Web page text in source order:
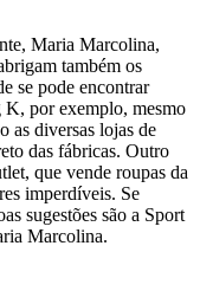
Maria Marcolina,
também os
se pode encontrar
por exemplo, mesmo
as diversas lojas de
das fábricas. Outro
que vende roupas da
imperdíveis. Se
sugestões são a Sport
Marcolina.